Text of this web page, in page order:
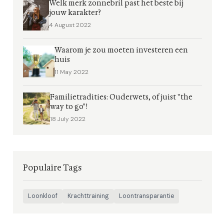
Welk merk zonnebril past het beste bij
jouw karakter?
4 August 2022
Waarom je zou moeten investeren een
huis
11 May 2022
Familietradities: Ouderwets, of juist ''the
way to go"!
18 July 2022
Populaire Tags
Loonkloof Krachttraining Loontransparantie